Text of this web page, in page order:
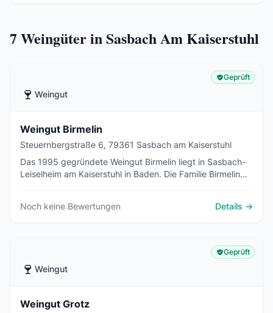
7Weingüter in Sasbach Am Kaiserstuhl
🍷 Weingut
Geprüft
Weingut Birmelin
Steuernbergstraße 6, 79361 Sasbach am Kaiserstuhl
Das 1995 gegründete Weingut Birmelin liegt in Sasbach-
Leiselheim am Kaiserstuhl in Baden. Die Familie Birmelin
Noch keine Bewertungen Details →
🍷 Weingut
Geprüft
Weingut Grotz